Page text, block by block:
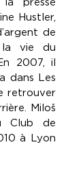
Hustler,
de
la vie du
2007, il
dans Les
retrouver
Miloš
Club de
à Lyon